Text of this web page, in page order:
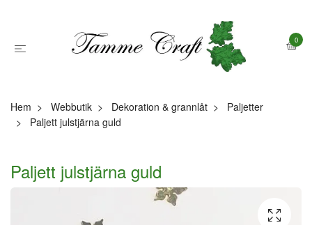
0
Hem Webbutik Dekoration & grannlåt
Paljetter
Paljett julstjärna guld
Paljett julstjärna guld